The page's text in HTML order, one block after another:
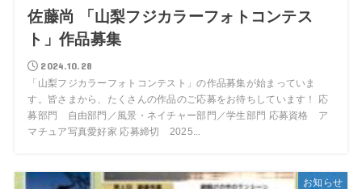
佐藤尚 「山梨フジカラーフォトコンテス
ト」作品募集
2024.10.28
「山梨フジカラーフォトコンテスト」の作品募集が始まっていま
す。皆さまから、たくさんの作品のご応募をお待ちしています！ 応
募部門 自由部門／風景・ネイチャー部門／学生部門 応募資格 ア
マチュア写真愛好家 応募締切 2025...
お知らせ